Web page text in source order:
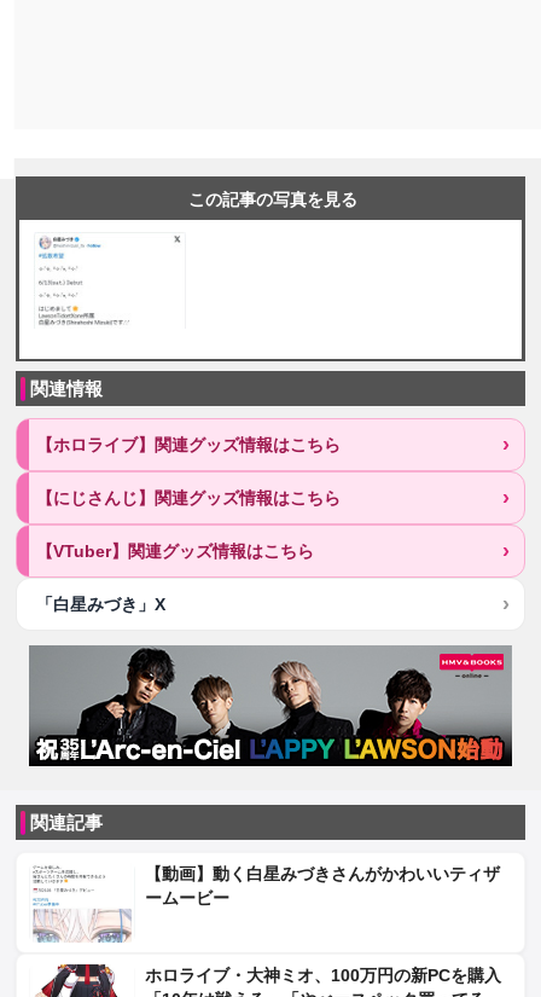
この記事の写真を見る
関連情報
【ホロライブ】関連グッズ情報はこちら
【にじさんじ】関連グッズ情報はこちら
【VTuber】関連グッズ情報はこちら
「白星みづき」X
関連記事
【動画】動く白星みづきさんがかわいいティザ
ームービー
ホロライブ・大神ミオ、100万円の新PCを購入